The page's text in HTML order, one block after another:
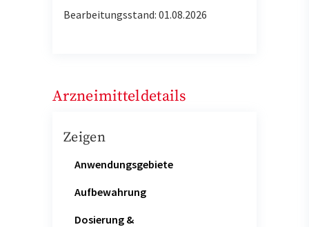
Bearbeitungsstand: 01.08.2026
Arzneimitteldetails
Zeigen
Anwendungsgebiete
Aufbewahrung
Dosierung &